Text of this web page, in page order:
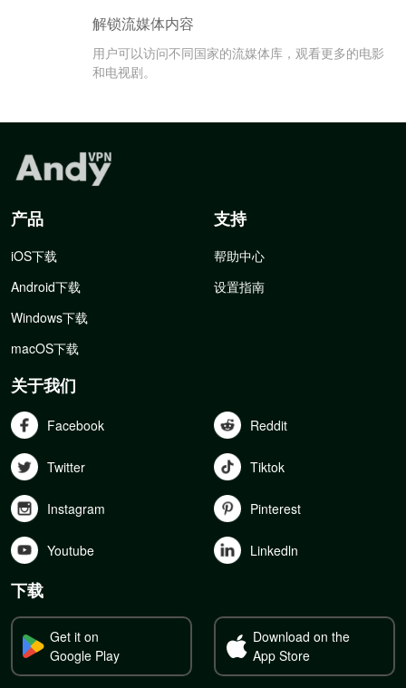
解锁流媒体内容
用户可以访问不同国家的流媒体库，观看更多的电影
和电视剧。
产品
iOS下载
Android下载
Windows下载
macOS下载
支持
帮助中心
设置指南
关于我们
Facebook Reddit
Twitter Tiktok
Instagram Pinterest
Youtube Linkedln
下载
Get it on
Google Play
Download on the
App Store